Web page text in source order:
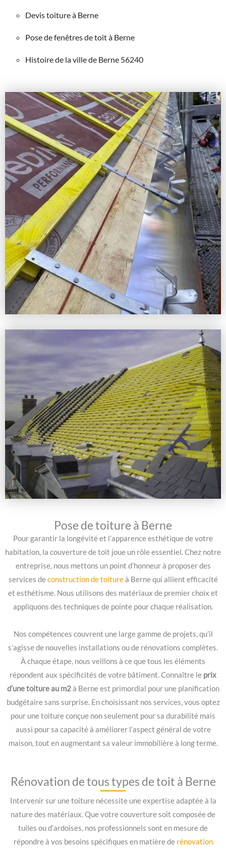
Devis toiture à Berne
Pose de fenêtres de toit à Berne
Histoire de la ville de Berne 56240
Pose de toiture à Berne
Pour garantir la longévité et l’apparence esthétique de votre
habitation, la couverture de toit joue un rôle essentiel. Chez notre
entreprise, nous mettons un point d’honneur à proposer des
services deconstruction de toitureà Berne qui allient efficacité
et esthétisme. Nous utilisons des matériaux de premier choix et
appliquons des techniques de pointe pour chaque réalisation.
Nos compétences couvrent une large gamme de projets, qu’il
s’agisse de nouvelles installations ou de rénovations complètes.
À chaque étape, nous veillons à ce que tous les éléments
répondent aux spécificités de votre bâtiment. Connaître le prix
d’une toiture au m2à Berne est primordial pour une planification
budgétaire sans surprise. En choisissant nos services, vous optez
pour une toiture conçue non seulement pour sa durabilité mais
aussi pour sa capacité à améliorer l’aspect général de votre
maison, tout en augmentant sa valeur immobilière à long terme.
Rénovation de tous types de toit à Berne
Intervenir sur une toiture nécessite une expertise adaptée à la
nature des matériaux. Que votre couverture soit composée de
tuiles ou d’ardoises, nos professionnels sont en mesure de
répondre à vos besoins spécifiques en matière de rénovation